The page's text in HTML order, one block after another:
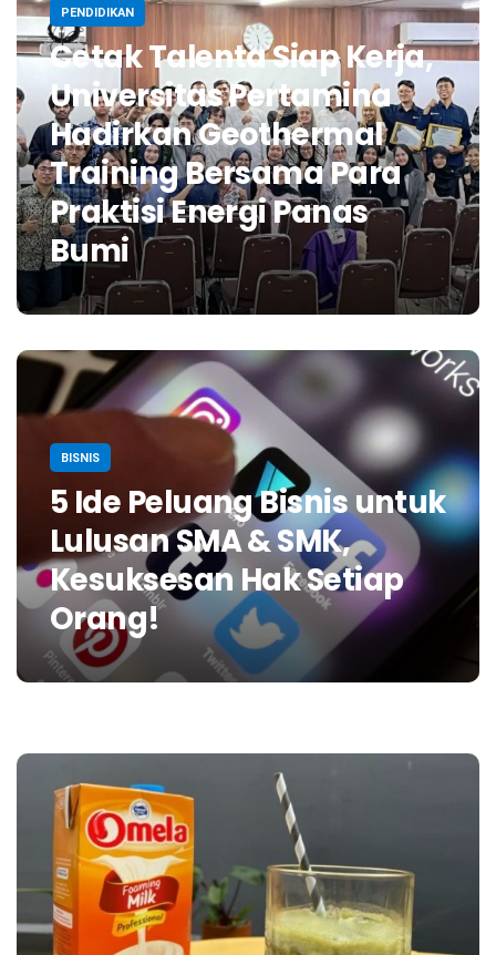
PENDIDIKAN
Cetak Talenta Siap Kerja,
Universitas Pertamina
Hadirkan Geothermal
Training Bersama Para
Praktisi Energi Panas
Bumi
BISNIS
5 Ide Peluang Bisnis untuk
Lulusan SMA & SMK,
Kesuksesan Hak Setiap
Orang!